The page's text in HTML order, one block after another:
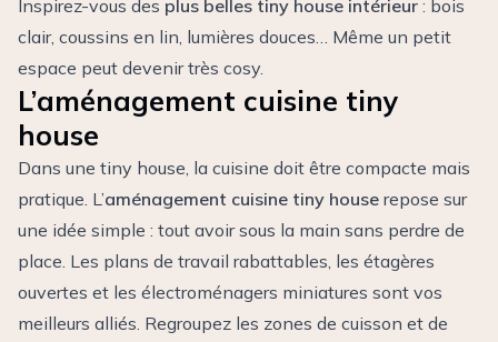
Inspirez-vous des plus belles tiny house intérieur : bois
clair, coussins en lin, lumières douces… Même un petit
espace peut devenir très cosy.
L’aménagement cuisine tiny
house
Dans une tiny house, la cuisine doit être compacte mais
pratique. L’aménagement cuisine tiny house repose sur
une idée simple : tout avoir sous la main sans perdre de
place. Les plans de travail rabattables, les étagères
ouvertes et les électroménagers miniatures sont vos
meilleurs alliés. Regroupez les zones de cuisson et de